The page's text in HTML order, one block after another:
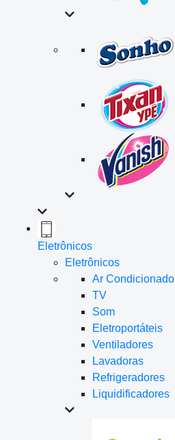
Eletrônicos
Eletrônicos
Ar Condicionado
TV
Som
Eletroportáteis
Ventiladores
Lavadoras
Refrigeradores
Liquidificadores